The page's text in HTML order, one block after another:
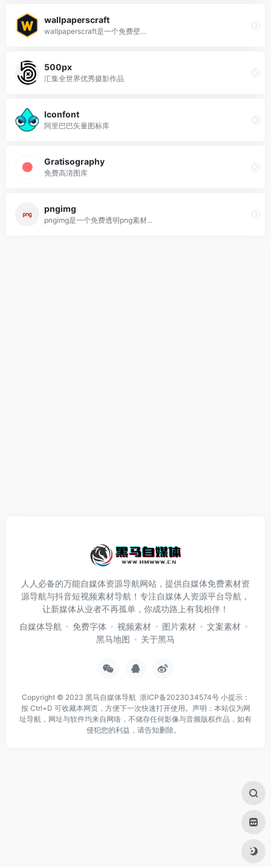
wallpaperscraft
wallpaperscraft是一个免费壁...
500px
汇集全世界优秀摄影作品
Iconfont
阿里巴巴矢量图标库
Gratisography
免费高清图库
pngimg
pngimg是一个免费透明png素材...
人人必备的万能自媒体资源导航网站，提供自媒体免费素材资
源导航与抖音短视频素材导航！专注自媒体人资源平台导航，
让新媒体从业者不再孤单，你成功路上有我相伴！
自媒体导航
免费字体 视频素材 图片素材
文案素材
黑马地图
关于黑马
Copyright © 2023 黑马自媒体导航 浙ICP备2023034574号小提示：
按 Ctrl+D 可收藏本网页，方便下一次快速打开使用。声明：本站仅为网
址导航，网址与软件均来自网络，不储存任何影像与音频版权作品，如有
侵犯您的利益，请告知删除。